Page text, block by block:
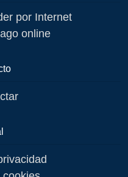
por Internet
online